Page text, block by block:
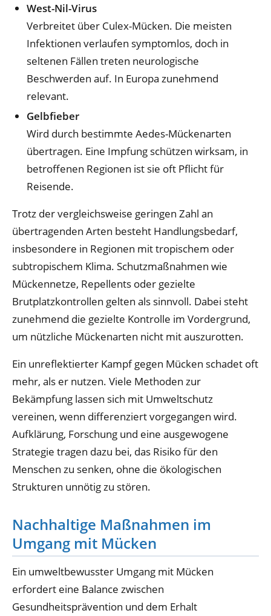
West-Nil-Virus
Verbreitet über Culex-Mücken. Die meisten
Infektionen verlaufen symptomlos, doch in
seltenen Fällen treten neurologische
Beschwerden auf. In Europa zunehmend
relevant.
Gelbfieber
Wird durch bestimmte Aedes-Mückenarten
übertragen. Eine Impfung schützen wirksam, in
betroffenen Regionen ist sie oft Pflicht für
Reisende.
Trotz der vergleichsweise geringen Zahl an
übertragenden Arten besteht Handlungsbedarf,
insbesondere in Regionen mit tropischem oder
subtropischem Klima. Schutzmaßnahmen wie
Mückennetze, Repellents oder gezielte
Brutplatzkontrollen gelten als sinnvoll. Dabei steht
zunehmend die gezielte Kontrolle im Vordergrund,
um nützliche Mückenarten nicht mit auszurotten.
Ein unreflektierter Kampf gegen Mücken schadet oft
mehr, als er nutzen. Viele Methoden zur
Bekämpfung lassen sich mit Umweltschutz
vereinen, wenn differenziert vorgegangen wird.
Aufklärung, Forschung und eine ausgewogene
Strategie tragen dazu bei, das Risiko für den
Menschen zu senken, ohne die ökologischen
Strukturen unnötig zu stören.
Nachhaltige Maßnahmen im
Umgang mit Mücken
Ein umweltbewusster Umgang mit Mücken
erfordert eine Balance zwischen
Gesundheitsprävention und dem Erhalt